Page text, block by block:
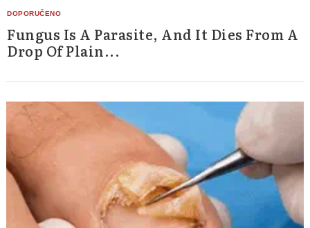
Fungus Is A Parasite, And It Dies From A
Drop Of Plain...